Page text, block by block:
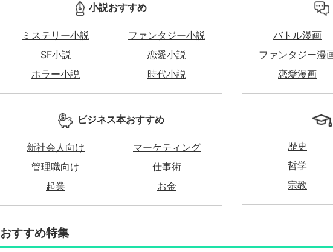
小説おすすめ
ミステリー小説
ファンタジー小説
SF小説
恋愛小説
ホラー小説
時代小説
バトル漫画
ファンタジー漫
恋愛漫画
ビジネス本おすすめ
新社会人向け
マーケティング
管理職向け
仕事術
起業
お金
歴史
哲学
宗教
おすすめ特集